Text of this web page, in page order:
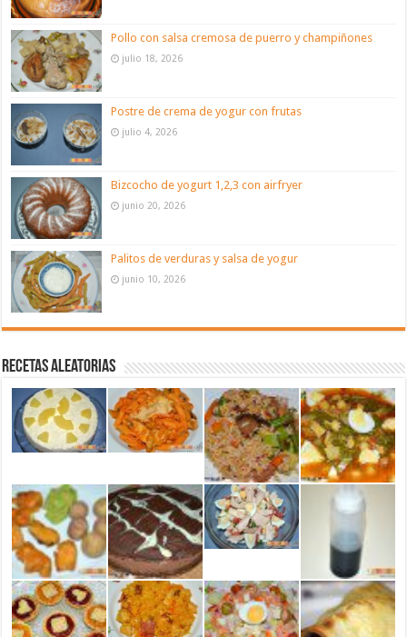
Pollo con salsa cremosa de puerro y champiñones
julio 18, 2026
Postre de crema de yogur con frutas
julio 4, 2026
Bizcocho de yogurt 1,2,3 con airfryer
junio 20, 2026
Palitos de verduras y salsa de yogur
junio 10, 2026
Recetas aleatorias